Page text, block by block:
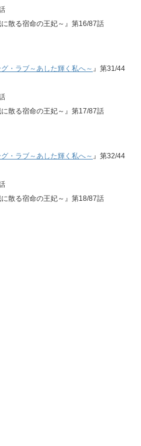
散る宿命の王妃～』第16/87話
・ラブ～あした輝く私へ～ 』第31/44
散る宿命の王妃～』第17/87話
・ラブ～あした輝く私へ～ 』第32/44
散る宿命の王妃～』第18/87話